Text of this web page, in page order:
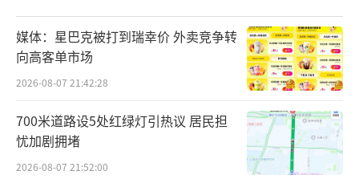
媒体：星巴克被打到瑞幸价 外卖竞争转
向高客单市场
2026-08-07 21:42:28
700米道路设5处红绿灯引热议 居民担
忧加剧拥堵
2026-08-07 21:52:00